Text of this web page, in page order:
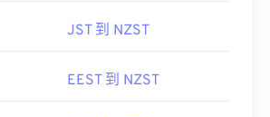
JST 到 NZST
EEST 到 NZST